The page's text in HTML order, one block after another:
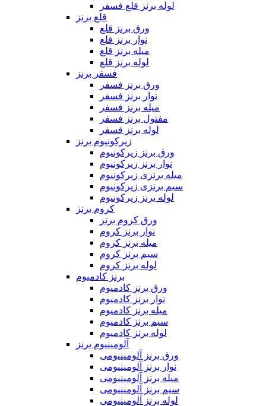
لوله برنز قلع فسفر
قلع برنز
ورق برنز قلع
نوار برنز قلع
میله برنز قلع
لوله برنز قلع
فسفر برنز
ورق برنز فسفر
نوار برنز فسفر
میله برنز فسفر
مفتول برنز فسفر
لوله برنز فسفر
زیرکونیوم برنز
ورق برنز زیرکونیوم
نوار برنز زیرکونیوم
میله برنزی زیرکونیوم
سیم برنزی زیرکونیوم
لوله برنز زیرکونیوم
کروم برنز
ورق کروم برنز
نوار برنز کروم
میله برنز کروم
سیم برنز کروم
لوله برنز کروم
برنز کادمیوم
ورق برنز کادمیوم
نوار برنز کادمیوم
میله برنز کادمیوم
سیم برنز کادمیوم
لوله برنز کادمیوم
آلومینیوم برنز
ورق برنز آلومینیومی
نوار برنز آلومینیومی
میله برنز آلومینیومی
سیم برنز آلومینیومی
لوله برنز آلومینیومی